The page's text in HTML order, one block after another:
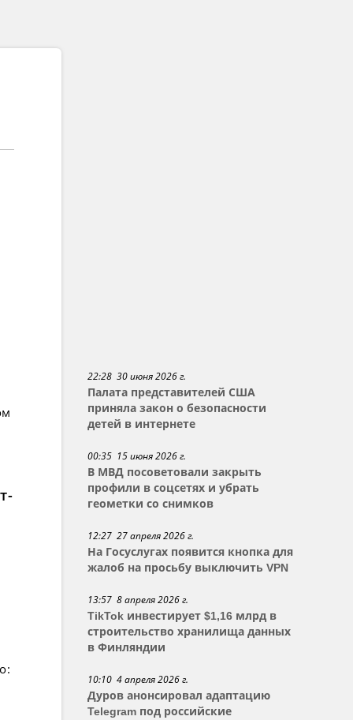
22:28 30 июня 2026 г.
Палата представителей США
приняла закон о безопасности
детей в интернете
00:35 15 июня 2026 г.
В МВД посоветовали закрыть
профили в соцсетях и убрать
геометки со снимков
12:27 27 апреля 2026 г.
На Госуслугах появится кнопка для
жалоб на просьбу выключить VPN
13:57 8 апреля 2026 г.
TikTok инвестирует $1,16 млрд в
строительство хранилища данных
в Финляндии
10:10 4 апреля 2026 г.
Дуров анонсировал адаптацию
Telegram под российские